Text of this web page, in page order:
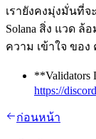
เรายังคงมุ่งมั่นที่
Solana สิ่ง แวด ล้
ความ เข้าใจ ของ
**Validators
https://
ก่อนหน้า